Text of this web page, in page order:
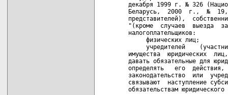
декабря 1999 г. № 326
Беларусь,  2000  г.,  №  19,
представителей),
"(кроме  случаев  выезда  за
налогоплательщиков:
     физических лиц;
учредителей
имущества  юридических
давать обязательные для
определять   его
законодательство  или
связывают  наступление
обязательствам